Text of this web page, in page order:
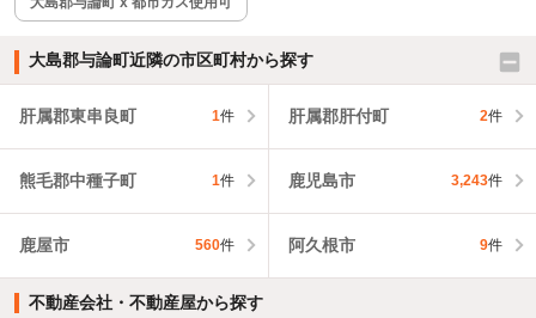
大島郡与論町近隣の市区町村から探す
肝属郡東串良町 1件 肝属郡肝付町 2件
熊毛郡中種子町 1件 鹿児島市 3,243件
鹿屋市 560件 阿久根市 9件
不動産会社・不動産屋から探す